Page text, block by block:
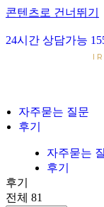
콘텐츠로 건너뛰기
장례준비
자주묻는 질문
후기
24시간 상담가능
자주묻는 질문
후기
자주묻는
후기
후기
전체 81